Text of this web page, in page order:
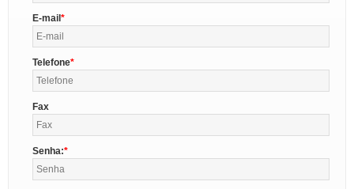
E-mail
Telefone
Fax
Senha: